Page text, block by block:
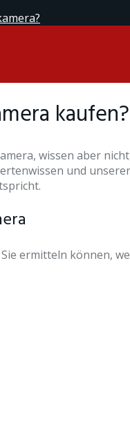
kaufen?
wissen aber
und
ermitteln können,